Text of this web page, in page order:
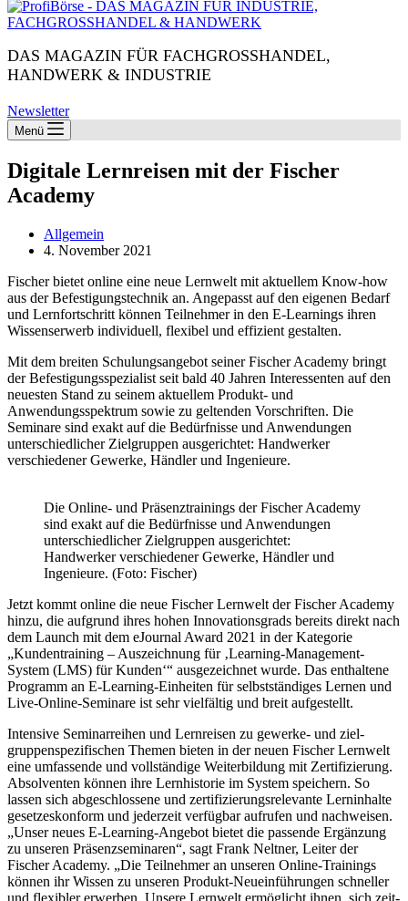
DAS MAGAZIN FÜR FACHGROSSHANDEL,
HANDWERK & INDUSTRIE
Newsletter
Menü
Digitale Lernreisen mit der Fischer
Academy
Allgemein
4. November 2021
Fischer bietet online eine neue Lernwelt mit aktuellem Know-how
aus der Befestigungstechnik an. Angepasst auf den eigenen Bedarf
und Lernfortschritt können Teilnehmer in den E-Learnings ihren
Wissenserwerb individuell, flexibel und effizient gestalten.
Mit dem breiten Schulungsangebot seiner Fischer Academy bringt
der Befestigungsspezialist seit bald 40 Jahren Interessenten auf den
neuesten Stand zu seinem aktuellem Produkt- und
Anwendungsspektrum sowie zu geltenden Vorschriften. Die
Seminare sind exakt auf die Bedürfnisse und Anwendungen
unterschiedlicher Zielgruppen ausgerichtet: Handwerker
verschiedener Gewerke, Händler und Ingenieure.
Die Online- und Präsenztrainings der Fischer Academy
sind exakt auf die Bedürfnisse und Anwendungen
unterschiedlicher Zielgruppen ausgerichtet:
Handwerker verschiedener Gewerke, Händler und
Ingenieure. (Foto: Fischer)
Jetzt kommt online die neue Fischer Lernwelt der Fischer Academy
hinzu, die aufgrund ihres hohen Innovationsgrads bereits direkt nach
dem Launch mit dem eJournal Award 2021 in der Kategorie
„Kundentraining – Auszeichnung für ‚Learning-Management-
System (LMS) für Kunden‘“ ausgezeichnet wurde. Das enthaltene
Programm an E-Learning-Einheiten für selbstständiges Lernen und
Live-Online-Seminare ist sehr vielfältig und breit aufgestellt.
Intensive Seminarreihen und Lernreisen zu gewerke- und ziel-
gruppenspezifischen Themen bieten in der neuen Fischer Lernwelt
eine umfassende und vollständige Weiterbildung mit Zertifizierung.
Absolventen können ihre Lernhistorie im System speichern. So
lassen sich abgeschlossene und zertifizierungsrelevante Lerninhalte
gesetzeskonform und jederzeit verfügbar aufrufen und nachweisen.
„Unser neues E-Learning-Angebot bietet die passende Ergänzung
zu unseren Präsenzseminaren“, sagt Frank Neltner, Leiter der
Fischer Academy. „Die Teilnehmer an unseren Online-Trainings
können ihr Wissen zu unseren Produkt-Neueinführungen schneller
und flexibler erwerben. Unsere Lernwelt ermöglicht ihnen, sich zeit-